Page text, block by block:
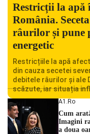
Restricții la apă
România.
râurilor și pune
energetic
Restricțiile la apă
din cauza secetei
debitele râurilor și ale
scăzute, iar situația
Centralei Nucleare de
cu una dintre cele mai
hidrologic din ultimii
A1.ro
Cum
Imagini
a doua